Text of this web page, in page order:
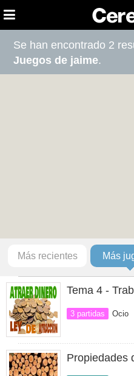
Se han encontrado 2
Juegos de jaime.
Más recientes Más
Tema 4 -
3 partidas Ocio
Propiedades